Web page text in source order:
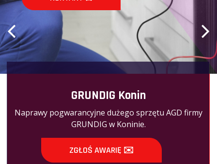
GRUNDIG Konin
Naprawy pogwarancyjne dużego sprzętu AGD firmy
GRUNDIG w Koninie.
ZGŁOŚ AWARIĘ ✉️